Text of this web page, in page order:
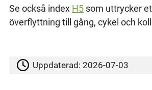
Se också index H5som uttrycker
överflyttning till gång, cykel och
Uppdaterad:2026-07-03